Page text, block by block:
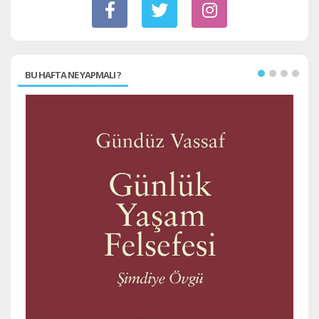
BU HAFTA NE YAPMALI ?